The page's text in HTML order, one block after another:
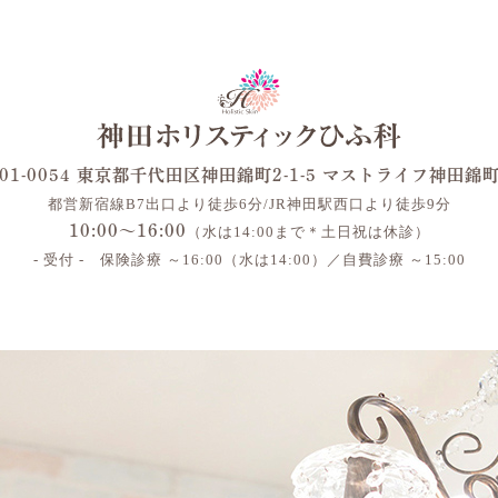
0054 東京都千代田区神田錦町2-1-5 マストライフ神田錦
都営新宿線B7出口より徒歩6分/JR神田駅西口より徒歩9分
10:00～16:00 （水は14:00まで＊土日祝は休診）
- 受付 - 保険診療 ～16:00（水は14:00）／自費診療 ～15:00